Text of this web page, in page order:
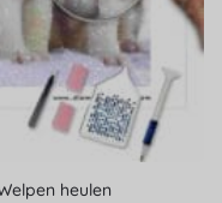
heulen